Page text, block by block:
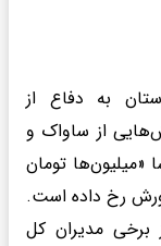
به دفاع از
از ساواک و
«میلیون‌ها تومان
رخ داده است.
برخی مدیران کل